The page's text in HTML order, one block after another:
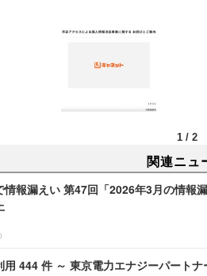
1 / 2
関連ニュ
情報漏えい 第47回「2026年3月の情報
用 444 件 ～ 東京電力エナジーパート